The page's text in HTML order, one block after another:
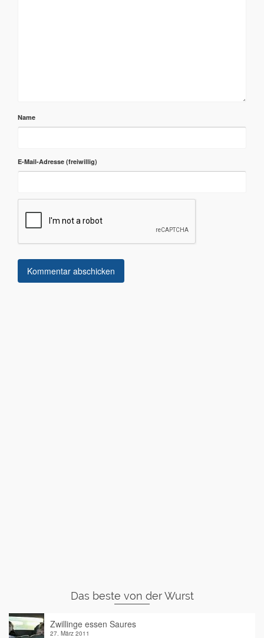
Name
E-Mail-Adresse
Das beste von der Wurst
Zwillinge essen Saures
27. März 2011